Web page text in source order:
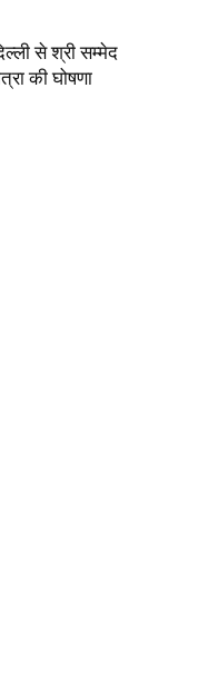
से श्री सम्मेद
की घोषणा